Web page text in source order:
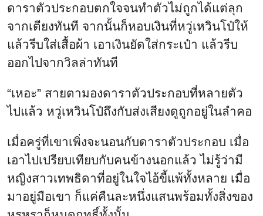
ดาราตัวประกอบตกใจจนทำตัวไม่ถูกได้แต่ลุก
จากเตียงทันที จากนั้นก็หอบเงินที่หวู่เหวินโป๋ให้
แล้วรีบใส่เสื้อผ้า เอาเงินยัดใส่กระเป๋า แล้วรีบ
ออกไปจากวิลล่าทันที
“เหอะ” สายตามองดาราตัวประกอบที่หลายตัว
ไปแล้ว หวู่เหวินโป๋ถึงกับส่งเสียงดูถูกอยู่ในลำคอ
เมื่อครู่ที่เขาเพิ่งจะนอนกับดาราตัวประกอบ เมื่อ
เอาไปเปรียบเทียบกับคนข้างนอกแล้ว ไม่รู้ว่ามี
หญิงสาวเทพธิดาที่อยู่ในใจไอ้ขี้แพ้ทั้งหลาย เมื่อ
มาอยู่มือเขา ก็แค่คืนละหนึ่งแสนพร้อมทั้งสิ่งของ